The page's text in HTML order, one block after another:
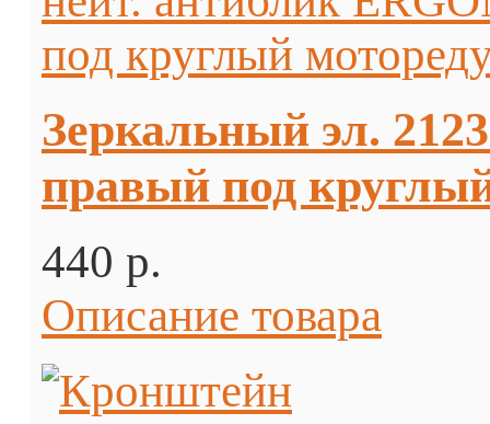
Зеркальный эл.
правый под
440 p.
Описание товара